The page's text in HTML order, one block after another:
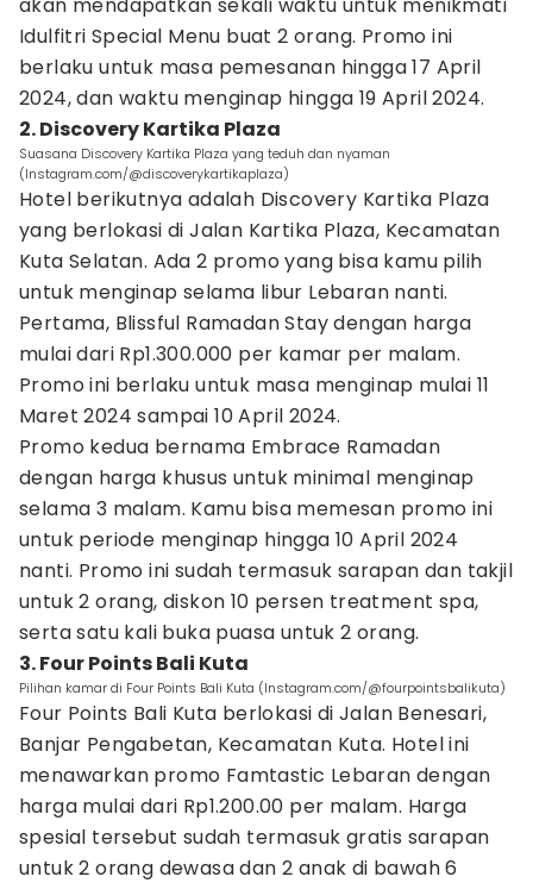
Idulfitri Special Menu buat 2 orang. Promo ini
berlaku untuk masa pemesanan hingga 17 April
2024, dan waktu menginap hingga 19 April 2024.
2. Discovery Kartika Plaza
Suasana Discovery Kartika Plaza yang teduh dan nyaman
(Instagram.com/@discoverykartikaplaza)
Hotel berikutnya adalah Discovery Kartika Plaza
yang berlokasi di Jalan Kartika Plaza, Kecamatan
Kuta Selatan. Ada 2 promo yang bisa kamu pilih
untuk menginap selama libur Lebaran nanti.
Pertama, Blissful Ramadan Stay dengan harga
mulai dari Rp1.300.000 per kamar per malam.
Promo ini berlaku untuk masa menginap mulai 11
Maret 2024 sampai 10 April 2024.
Promo kedua bernama Embrace Ramadan
dengan harga khusus untuk minimal menginap
selama 3 malam. Kamu bisa memesan promo ini
untuk periode menginap hingga 10 April 2024
nanti. Promo ini sudah termasuk sarapan dan takjil
untuk 2 orang, diskon 10 persen treatment spa,
serta satu kali buka puasa untuk 2 orang.
3. Four Points Bali Kuta
Pilihan kamar di Four Points Bali Kuta (Instagram.com/@fourpointsbalikuta)
Four Points Bali Kuta berlokasi di Jalan Benesari,
Banjar Pengabetan, Kecamatan Kuta. Hotel ini
menawarkan promo Famtastic Lebaran dengan
harga mulai dari Rp1.200.00 per malam. Harga
spesial tersebut sudah termasuk gratis sarapan
untuk 2 orang dewasa dan 2 anak di bawah 6